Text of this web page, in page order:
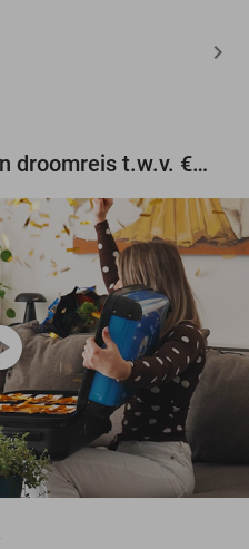
Maak gratis kans op een droomreis t.w.v. €3.000!